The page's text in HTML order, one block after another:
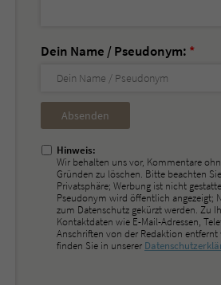
Dein Name / Pseudonym: *
Nicht
ausfüllen!
Hinweis:
Wir behalten uns vor, Kommentare
Gründen zu löschen. Bitte beachten
Privatsphäre; Werbung ist nicht
Pseudonym wird öffentlich angezeigt;
zum Datenschutz gekürzt werden. Zu
Kontaktdaten wie E-Mail-Adressen,
Anschriften von der Redaktion entfernt
finden Sie in unserer